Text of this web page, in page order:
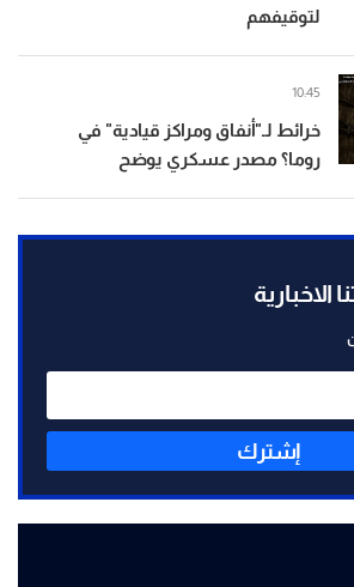
لتوقيفهم
خرائط لـ"أنفاق ومراكز قيادية" في
روما؟ مصدر عسكري يوضح
10:45
إشترك